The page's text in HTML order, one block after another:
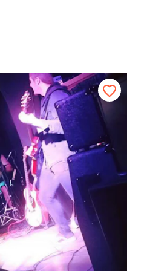
arrangører
fungerer det?
etter underholdning
booke i 2026